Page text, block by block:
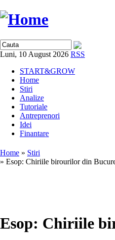
Luni, 10 August 2026 RSS
START&GROW
Home
Stiri
Analize
Tutoriale
Antreprenori
Idei
Finantare
Home » Stiri
» Esop: Chiriile birourilor din
Esop: Chiriile